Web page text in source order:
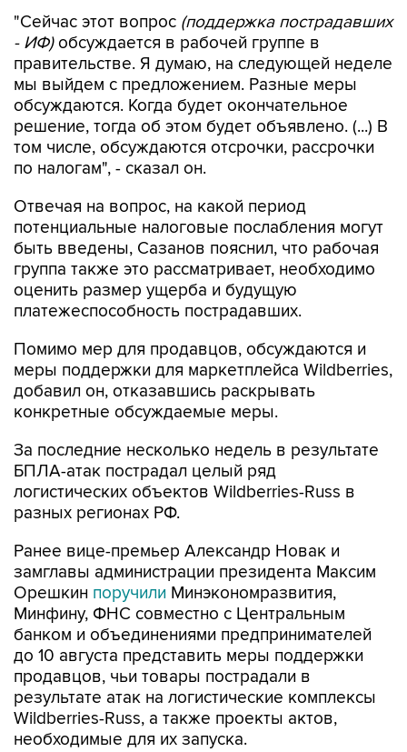
"Сейчас этот вопрос (поддержка пострадавших
- ИФ)обсуждается в рабочей группе в
правительстве. Я думаю, на следующей неделе
мы выйдем с предложением. Разные меры
обсуждаются. Когда будет окончательное
решение, тогда об этом будет объявлено. (...) В
том числе, обсуждаются отсрочки, рассрочки
по налогам", - сказал он.
Отвечая на вопрос, на какой период
потенциальные налоговые послабления могут
быть введены, Сазанов пояснил, что рабочая
группа также это рассматривает, необходимо
оценить размер ущерба и будущую
платежеспособность пострадавших.
Помимо мер для продавцов, обсуждаются и
меры поддержки для маркетплейса Wildberries,
добавил он, отказавшись раскрывать
конкретные обсуждаемые меры.
За последние несколько недель в результате
БПЛА-атак пострадал целый ряд
логистических объектов Wildberries-Russ в
разных регионах РФ.
Ранее вице-премьер Александр Новак и
замглавы администрации президента Максим
Орешкин поручили Минэкономразвития,
Минфину, ФНС совместно с Центральным
банком и объединениями предпринимателей
до 10 августа представить меры поддержки
продавцов, чьи товары пострадали в
результате атак на логистические комплексы
Wildberries-Russ, а также проекты актов,
необходимые для их запуска.